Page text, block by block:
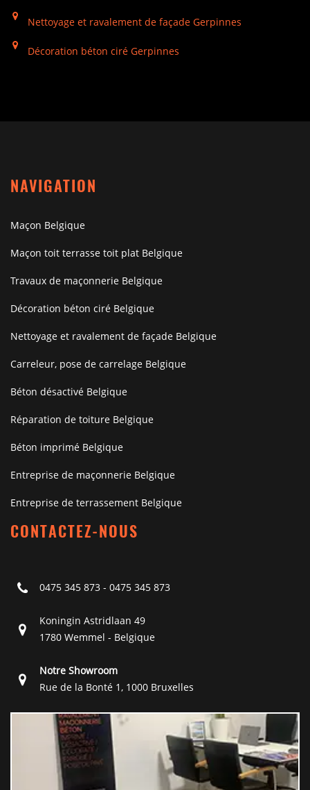
Nettoyage et ravalement de façade Gerpinnes
Décoration béton ciré Gerpinnes
NAVIGATION
Maçon Belgique
Maçon toit terrasse toit plat Belgique
Travaux de maçonnerie Belgique
Décoration béton ciré Belgique
Nettoyage et ravalement de façade Belgique
Carreleur, pose de carrelage Belgique
Béton désactivé Belgique
Réparation de toiture Belgique
Béton imprimé Belgique
Entreprise de maçonnerie Belgique
Entreprise de terrassement Belgique
CONTACTEZ-NOUS
0475 345 873 - 0475 345 873
Koningin Astridlaan 49
1780 Wemmel - Belgique
Notre Showroom
Rue de la Bonté 1, 1000 Bruxelles